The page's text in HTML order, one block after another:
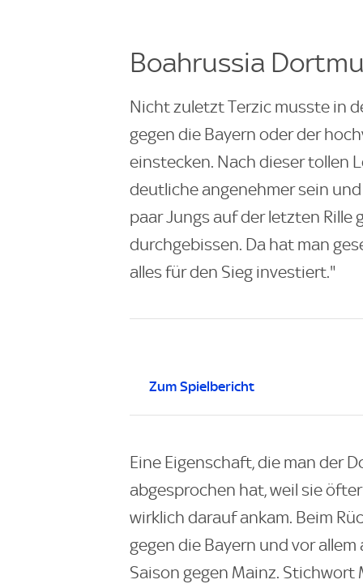
Boahrussia
Nicht zuletzt Terzic musste in
gegen die Bayern oder der
einstecken. Nach dieser tollen
deutliche angenehmer sein
paar Jungs auf der letzten Rille
durchgebissen. Da hat man
alles für den Sieg investiert."
Zum Spielbericht
Eine Eigenschaft, die man der
abgesprochen hat, weil sie
wirklich darauf ankam. Beim
gegen die Bayern und vor
Saison gegen Mainz. Stichwort